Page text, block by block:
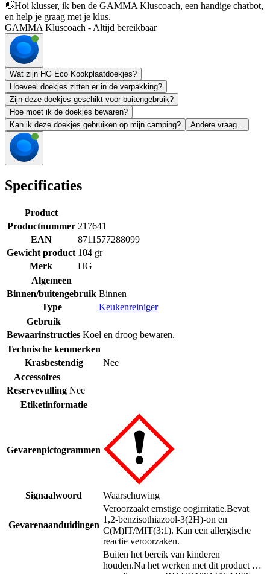
👋Hoi klusser, ik ben de GAMMA Kluscoach, een handige chatbot,
en help je graag met je klus.
GAMMA Kluscoach - Altijd bereikbaar
Wat zijn HG Eco Kookplaatdoekjes?
Hoeveel doekjes zitten er in de verpakking?
Zijn deze doekjes geschikt voor buitengebruik?
Hoe moet ik de doekjes bewaren?
Kan ik deze doekjes gebruiken op mijn camping?
Andere vraag...
Specificaties
Product
Productnummer 217641
EAN
8711577288099
Gewicht product 104 gr
Merk
HG
Algemeen
Binnen/buitengebruik Binnen
Type
Keukenreiniger
Gebruik
Bewaarinstructies Koel en droog bewaren.
Technische kenmerken
Krasbestendig
Nee
Accessoires
Reservevulling Nee
Etiketinformatie
Gevarenpictogrammen
Signaalwoord Waarschuwing
Gevarenaanduidingen
Veroorzaakt ernstige oogirritatie.Bevat
1,2-benzisothiazool-3(2H)-on en
C(M)IT/MIT(3:1). Kan een allergische
reactie veroorzaken.
Buiten het bereik van kinderen
houden.Na het werken met dit product …